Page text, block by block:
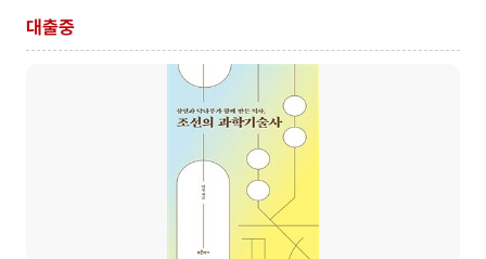
대출중